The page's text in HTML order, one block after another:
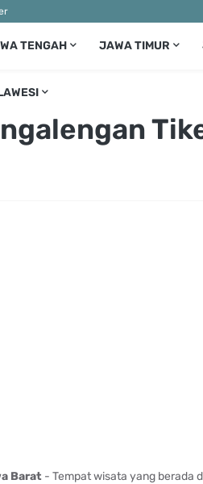
TENGAH JAWA TIMUR
Barat- Tempat wisata yang berada